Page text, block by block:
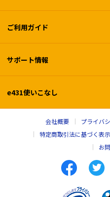
ご利用ガイド
サポート情報
e431使いこなし
会社概要 プライバ
特定商取引法に基づく表示
お